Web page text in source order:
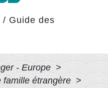
/ Guide des
- Europe >
famille étrangère >